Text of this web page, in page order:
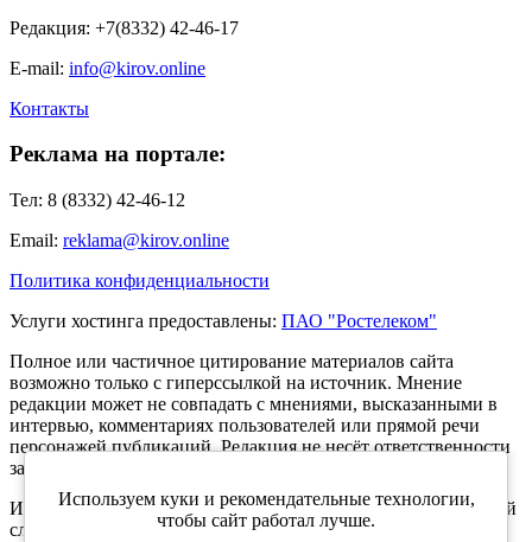
Редакция: +7(8332) 42-46-17
E-mail: info@kirov.online
Контакты
Реклама на портале:
Тел: 8 (8332) 42-46-12
Email: reklama@kirov.online
Политика конфиденциальности
Услуги хостинга предоставлены: ПАО "Ростелеком"
Полное или частичное цитирование материалов сайта
возможно только с гиперссылкой на источник. Мнение
редакции может не совпадать с мнениями, высказанными в
интервью, комментариях пользователей или прямой речи
персонажей публикаций. Редакция не несёт ответственности
за текст комментариев читателей.
Интернет-портал Kirov.online зарегистрирован в Федеральной
службе по надзору в сфере связи, информационных
Используем куки и рекомендательные технологии,
чтобы сайт работал лучше.